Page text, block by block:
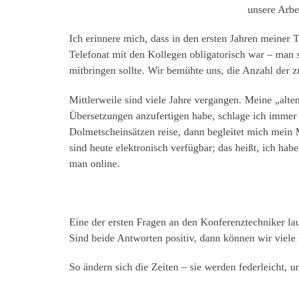
unsere
Ich erinnere mich, dass in den ersten Jahren
Telefonat mit den Kollegen obligatorisch war – man
mitbringen sollte. Wir bemühte uns, die Anzahl der
Mittlerweile sind viele Jahre vergangen. Meine
Übersetzungen anzufertigen habe, schlage ich
Dolmetscheinsätzen reise, dann begleitet mich
sind heute elektronisch verfügbar; das heißt, ich
man online.
Eine der ersten Fragen an den Konferenztechniker
Sind beide Antworten positiv, dann können wir
So ändern sich die Zeiten – sie werden federleicht,